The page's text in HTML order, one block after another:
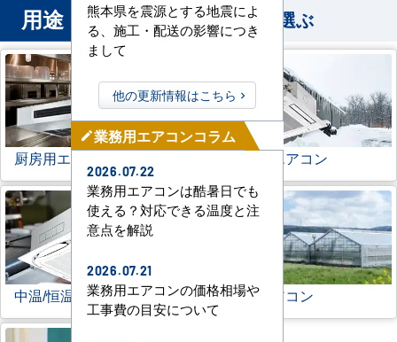
用途 から業務用エアコンを選ぶ
厨房用エアコン 寒冷地用エアコン
中温/恒温用エアコン 農業用エアコン
熊本県を震源とする地震によ
る、施工・配送の影響につき
まして
他の更新情報はこちら
mode_edit業務用エアコンコラム
2026.07.22
業務用エアコンは酷暑日でも
使える？対応できる温度と注
意点を解説
2026.07.21
業務用エアコンの価格相場や
工事費の目安について